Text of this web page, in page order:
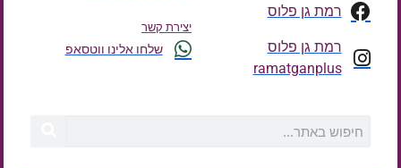
רמת גן פלוס
רמת גן פלוס
ramatganplus
יצירת קשר
שלחו אלינו ווטסאפ